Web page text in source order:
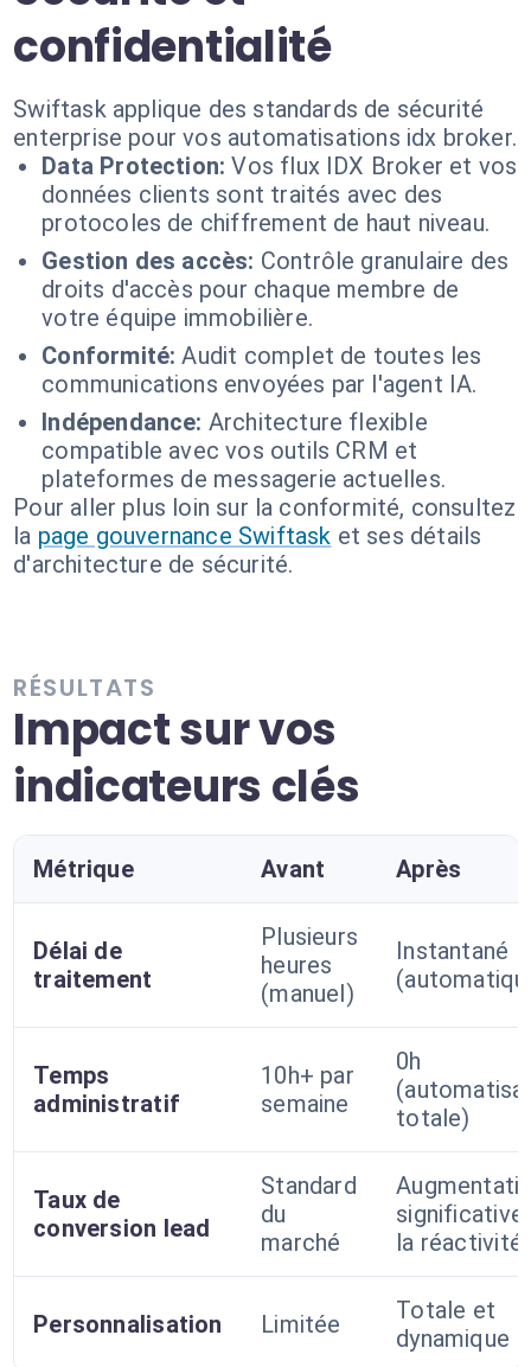
confidentialité
Swiftask applique des standards de sécurité
enterprise pour vos automatisations idx broker.
Data Protection: Vos flux IDX Broker et vos
données clients sont traités avec des
protocoles de chiffrement de haut niveau.
Gestion des accès: Contrôle granulaire des
droits d'accès pour chaque membre de
votre équipe immobilière.
Conformité: Audit complet de toutes les
communications envoyées par l'agent IA.
Indépendance: Architecture flexible
compatible avec vos outils CRM et
plateformes de messagerie actuelles.
Pour aller plus loin sur la conformité, consultez
la page gouvernance Swiftask et ses détails
d'architecture de sécurité.
RÉSULTATS
Impact sur vos
indicateurs clés
Métrique Avant Après
Délai de
traitement
Plusieurs
heures
(manuel)
Instantané
Temps
administratif
10h+ par
semaine
0h
totale)
Taux de
conversion lead
Standard
du
marché
significative
la réactivité
Personnalisation Limitée
Totale et
dynamique